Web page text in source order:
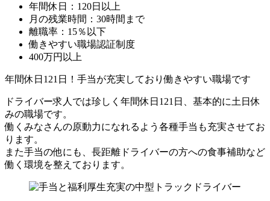
年間休日：120日以上
月の残業時間：30時間まで
離職率：15％以下
働きやすい職場認証制度
400万円以上
年間休日121日！手当が充実しており働きやすい職場です
ドライバー求人では珍しく年間休日121日、基本的に土日休
みの職場です。
働くみなさんの原動力になれるよう各種手当も充実させてお
ります。
また手当の他にも、長距離ドライバーの方への食事補助など
働く環境を整えております。